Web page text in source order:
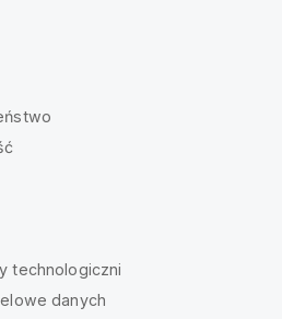
technologiczni
danych